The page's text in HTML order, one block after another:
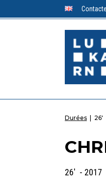
Durées | 26'
26' - 2017